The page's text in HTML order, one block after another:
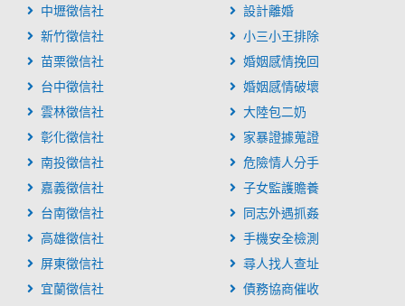
中壢徵信社
新竹徵信社
苗栗徵信社
台中徵信社
雲林徵信社
彰化徵信社
南投徵信社
嘉義徵信社
台南徵信社
高雄徵信社
屏東徵信社
宜蘭徵信社
設計離婚
小三小王排除
婚姻感情挽回
婚姻感情破壞
大陸包二奶
家暴證據蒐證
危險情人分手
子女監護贍養
同志外遇抓姦
手機安全檢測
尋人找人查址
債務協商催收